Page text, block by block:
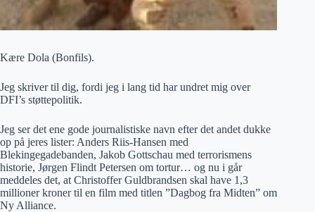
Kære Dola (Bonfils).
Jeg skriver til dig, fordi jeg i lang tid har undret mig over
DFI’s støttepolitik.
Jeg ser det ene gode journalistiske navn efter det andet dukke
op på jeres lister: Anders Riis-Hansen med
Blekingegadebanden, Jakob Gottschau med terrorismens
historie, Jørgen Flindt Petersen om tortur… og nu i går
meddeles det, at Christoffer Guldbrandsen skal have 1,3
millioner kroner til en film med titlen ”Dagbog fra Midten” om
Ny Alliance.